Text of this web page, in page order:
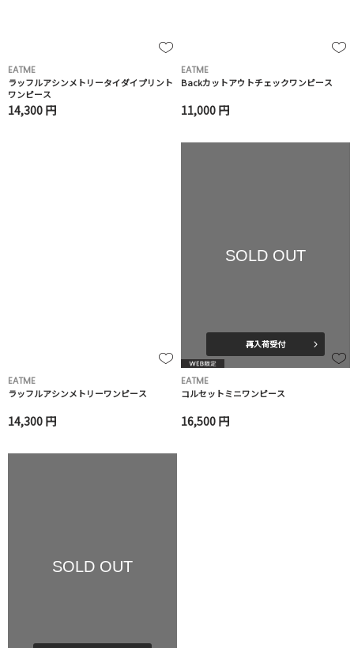
EATME
ラッフルアシンメトリータイダイプリント
ワンピース
14,300 円
EATME
Backカットアウトチェックワンピース
11,000 円
EATME
ラッフルアシンメトリーワンピース
14,300 円
SOLD OUT
再入荷受付
EATME
コルセットミニワンピース
16,500 円
SOLD OUT